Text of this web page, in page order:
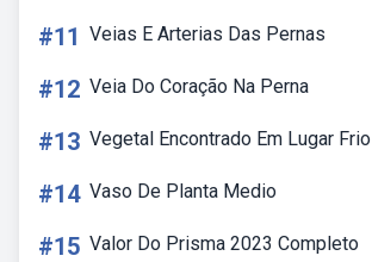
#11 Veias E Arterias Das Pernas
#12 Veia Do Coração Na Perna
#13 Vegetal Encontrado Em Lugar Frio
#14 Vaso De Planta Medio
#15 Valor Do Prisma 2023 Completo